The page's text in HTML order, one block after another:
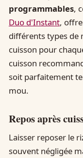
programmables,
Duo d'Instant,
différents types de
cuisson pour
cuisson
soit parfaitement
mou.
Repos après
Laisser reposer le
souvent négligée